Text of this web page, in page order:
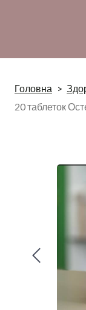
Головна
20 таблеток